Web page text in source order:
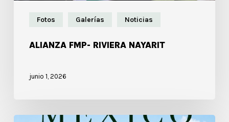
Fotos Galerías Noticias
ALIANZA FMP- RIVIERA NAYARIT
junio 1, 2026